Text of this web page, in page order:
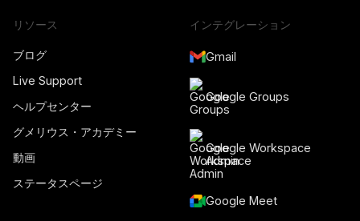
リソース
ブログ
Live Support
ヘルプセンター
グメリウス・アカデミー
動画
ステータスページ
インテグレーション
Gmail
Google Groups
Google Workspace
Admin
Google Meet